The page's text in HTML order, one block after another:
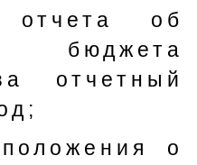
отчета об
бюджета
отчетный
о